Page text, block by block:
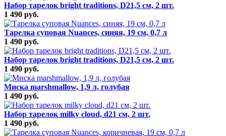
Набор тарелок bright traditions, D21,5 см, 2 шт.
1 490 руб.
Тарелка суповая Nuances, синяя, 19 см, 0,7 л
1 490 руб.
Набор тарелок bright traditions, D21,5 см, 2 шт.
1 490 руб.
Миска marshmallow, 1,9 л, голубая
1 490 руб.
Набор тарелок milky cloud, d21 см, 2 шт.
1 490 руб.